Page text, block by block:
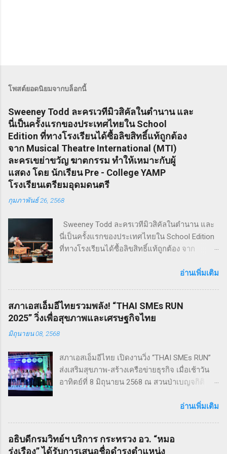
โพสต์ยอดนิยมจากบล็อกนี้
Sweeney Todd ละครเวทีมิวสิคัลในตำนาน และ
นี่เป็นครั้งแรกของประเทศไทยใน School
Edition ที่ทางโรงเรียนได้ซื้อลิขสิทธิ์แท้ถูกต้อง
จาก Musical Theatre International (MTI)
ละครเขย่าขวัญ ฆาตกรรม ทำให้เหมาะกับผู้
แสดง โดย นักเรียน Pre - College YAMP
โรงเรียนเตรียมอุดมดนตรี
กุมภาพันธ์ 26, 2568
Sweeney Todd ละครเวทีมิวสิคัลในตำนาน และ
นี่เป็นครั้งแรกของประเทศไทยใน School Edition
ที่ทางโรงเรียนได้ซื้อลิขสิทธิ์แท้ถูกต้อง จาก
ขวัญ ฆาตกรรม ทำให้เหมาะกับผู้แสดง โดย
!! โดยเลือกเป็น School Edition ที่ลดบทให้ดู
เหมาะสม แต่ยังคงไว้ซึ่งความเข้มข้น! กำกับการ
แสดงโดย ดำเกิง ฐิตะปิยะศักดิ์ หรือ คุณบิ๊ก
ช่างตัดผมชาวอังกฤษ ที่สูญเสียภรรยาและลูกไป
จนเกิดเป็นความแค้นที่นำไปสู่โศกอนาถตกรรม
เลวร้ายในที่สุด โดยตัวละคร Sweeney Todd มีต้น
ความนิยมอย่างต่อเนื่อง ซึ่งรู้จักกันในชื่อ Penny
ฤดูหนาวของปี ค.ศ. 1846 – 1847 เรื่องราวของ
อ่านเพิ่มเติม
สภาเอสเอ็มอีไทยรวมพลัง! “THAI SMEs RUN
2025” วิ่งเพื่อสุขภาพและเศรษฐกิจไทย
มิถุนายน 08, 2568
สภาเอสเอ็มอีไทย เปิดงานวิ่ง “THAI SMEs RUN”
ส่งเสริมสุขภาพ-สร้างเครือข่ายธุรกิจ เมื่อเช้าวัน
อาทิตย์ที่ 8 มิถุนายน 2568 ณ สวนป่าเบญจกิติ
ไทย (สภาเอสเอ็มอีไทย) จัดงานวิ่งมินิมาราธอน
ข่ายธุรกิจระหว่าง ผู้ประกอบการ SMEs และ
อ่านเพิ่มเติม
อธิบดีกรมวิทย์ฯ บริการ กระทรวง อว. “หมอ
รุ่งเรือง” ได้รับการเสนอชื่อดำรงตำแหน่ง